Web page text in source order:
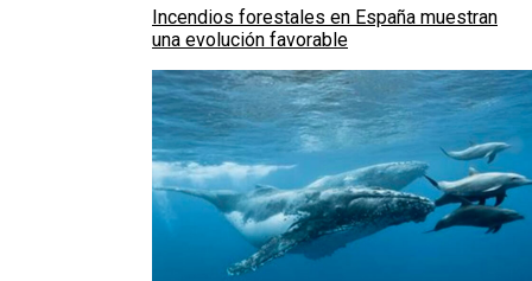
Incendios forestales en España muestran
una evolución favorable